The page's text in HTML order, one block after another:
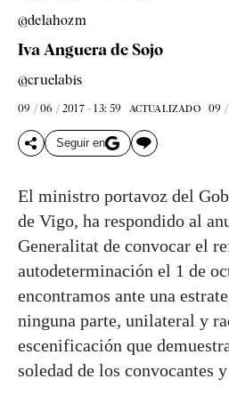
@delahozm
Iva Anguera de Sojo
@cruelabis
09 / 06 / 2017 - 13: 59 ACTUALIZADO 09 /
Seguir en
El ministro portavoz del
de Vigo, ha respondido al
Generalitat de convocar el
autodeterminación el 1 de
encontramos ante una
ninguna parte, unilateral y
escenificación que
soledad de los convocantes